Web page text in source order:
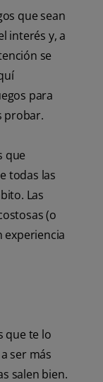
que sean
interés y, a
se
para
probar.
que
todas las
Las
(o
experiencia
que te lo
ser más
salen bien.